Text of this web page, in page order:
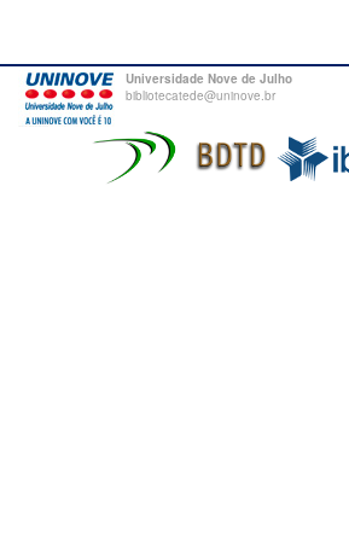
Universidade Nove de Julho
bibliotecatede@uninove.br